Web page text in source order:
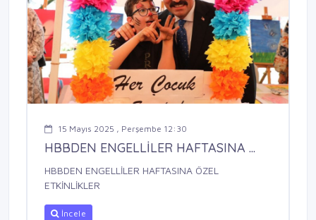
15 Mayıs 2025 , Perşembe 12:30
HBBDEN ENGELLİLER HAFTASINA ...
HBBDEN ENGELLİLER HAFTASINA ÖZEL
ETKİNLİKLER
İncele